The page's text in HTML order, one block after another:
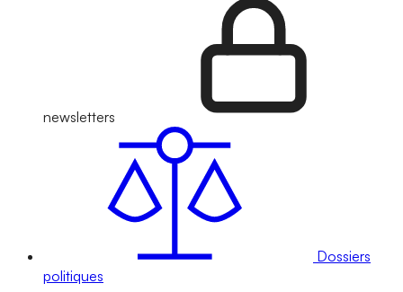
newsletters
Dossiers
politiques